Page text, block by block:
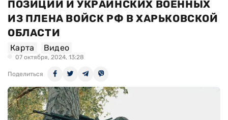
ПОЗИЦИИ И УКРАИНСКИХ ВОЕННЫХ
ИЗ ПЛЕНА ВОЙСК РФ В ХАРЬКОВСКОЙ
ОБЛАСТИ
Карта Видео
07 октября, 2024, 13:28
Поделиться